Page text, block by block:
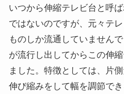
いつから伸縮テレビ台と呼
ではないのですが、元々テ
ものしか流通していません
が流行し出してからこの伸
ました。特徴としては、片
伸び縮みをして幅を調節で